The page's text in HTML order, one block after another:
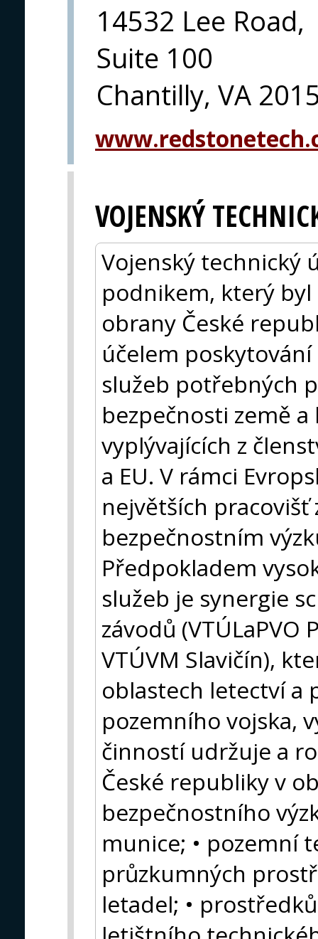
14532 Lee Road,
Suite 100
Chantilly, VA
VOJENSKÝ
Vojenský technický
podnikem, který
obrany České
účelem
služeb potřebných
bezpečnosti země
vyplývajících z
a EU. V rámci
největších pracovišť
bezpečnostním
Předpokladem
služeb je synergie
závodů (VTÚLaPVO
VTÚVM Slavičín),
oblastech letectví a
pozemního vojska,
činností udržuje a
České republiky v
bezpečnostního
munice; • pozemní
průzkumných
letadel; •